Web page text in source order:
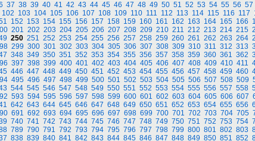
37 38 39 40 41 42 43 44 45 46 47 48 49 50 51 52 53 54 55 56 57
102 103 104 105 106 107 108 109 110 111 112 113 114 115 116 117
152 153 154 155 156 157 158 159 160 161 162 163 164 165 166
201 202 203 204 205 206 207 208 209 210 211 212 213 214 215
250 251 252 253 254 255 256 257 258 259 260 261 262 263 264
299 300 301 302 303 304 305 306 307 308 309 310 311 312 313
348 349 350 351 352 353 354 355 356 357 358 359 360 361 362
397 398 399 400 401 402 403 404 405 406 407 408 409 410 411
446 447 448 449 450 451 452 453 454 455 456 457 458 459 460
495 496 497 498 499 500 501 502 503 504 505 506 507 508 509
544 545 546 547 548 549 550 551 552 553 554 555 556 557 558
593 594 595 596 597 598 599 600 601 602 603 604 605 606 607
642 643 644 645 646 647 648 649 650 651 652 653 654 655 656
691 692 693 694 695 696 697 698 699 700 701 702 703 704 705
740 741 742 743 744 745 746 747 748 749 750 751 752 753 754
789 790 791 792 793 794 795 796 797 798 799 800 801 802 803
838 839 840 841 842 843 844 845 846 847 848 849 850 851 852